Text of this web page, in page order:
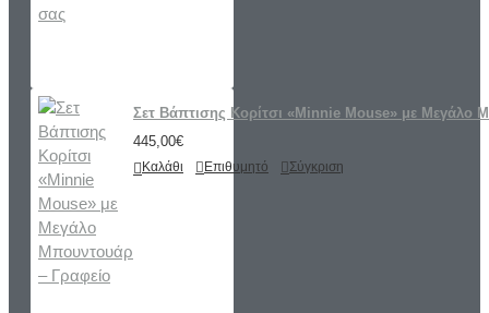
Σετ Βάπτισης Κορίτσι «Minnie Mouse» με Μεγάλο
445,00€
Καλάθι Επιθυμητό Σύγκριση